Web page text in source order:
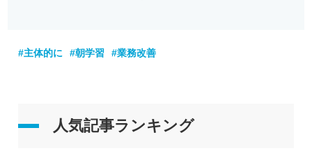
#主体的に #朝学習 #業務改善
人気記事ランキング